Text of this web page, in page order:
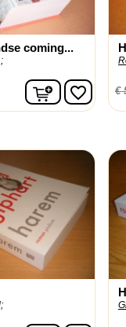
coming...
Infavorite_border €